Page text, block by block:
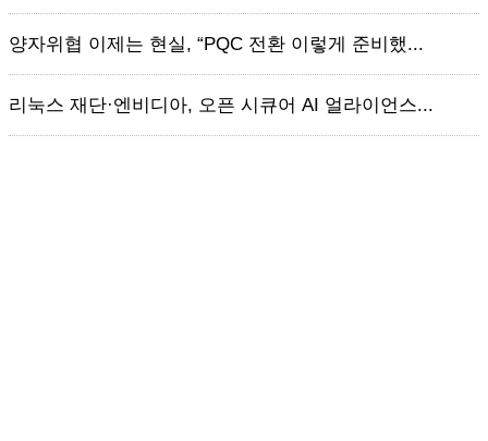
양자위협 이제는 현실, “PQC 전환 이렇게 준비했...
리눅스 재단·엔비디아, 오픈 시큐어 AI 얼라이언스...